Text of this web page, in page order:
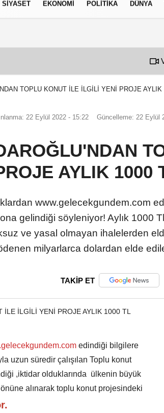
SIYASET EKONOMI POLITIKA DÜNYA
TOPLU KONUT İLE İLGİLİ YENİ PROJE
22 Eylül 2022 - 15:22 Güncelleme: 22 Eylül
AYLIK 1000
www.gelecekgundem.com
gelindiği söyleniyor! Aylık 1000
ve yasal olmayan ihalelerden
milyarlarca dolardan elde
TAKİP ET
edindiği bilgilere
uzun süredir çalışılan Toplu konut
,iktidar olduklarında ülkenin büyük
önüne alınarak toplu konut projesindeki